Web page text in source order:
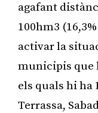
agafant
100hm3
activar la
municipis que
els quals hi ha
Terrassa,